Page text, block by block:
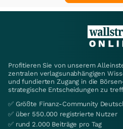
Profitieren Sie von unserem
zentralen verlagsunabhängigen
und fundierten Zugang in die
strategische Entscheidungen zu
✅ Größte Finanz-Community
✅ über 550.000 registrierte Nutzer
✅ rund 2.000 Beiträge pro Tag